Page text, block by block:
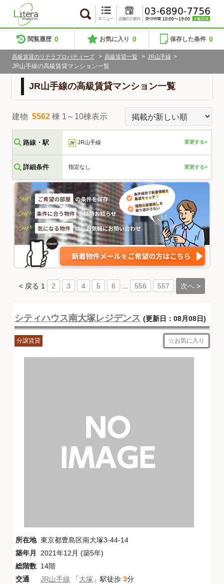
閲覧履歴 0 お気に入り 0 保存した条件 0
高級賃貸のリテラプロパティーズ > 高級賃貸一覧 > JR山手線 >
JR山手線の高級賃貸マンション一覧
JR山手線の高級賃貸マンション一覧
建物 5562 棟 1～10棟表示
路線・駅 JR山手線 変更する>
詳細条件 指定なし 変更する>
< 戻る 1 2 3 4 5 6 556 557 次へ >
シティハウス南大塚レジデンス (更新日：08月08日)
分譲賃貸 お気に入り
所在地 東京都豊島区南大塚3-44-14
築年月
2021年12月 (築5年)
総階数 14階
交通
JR山手線 「大塚 」駅徒歩 3分